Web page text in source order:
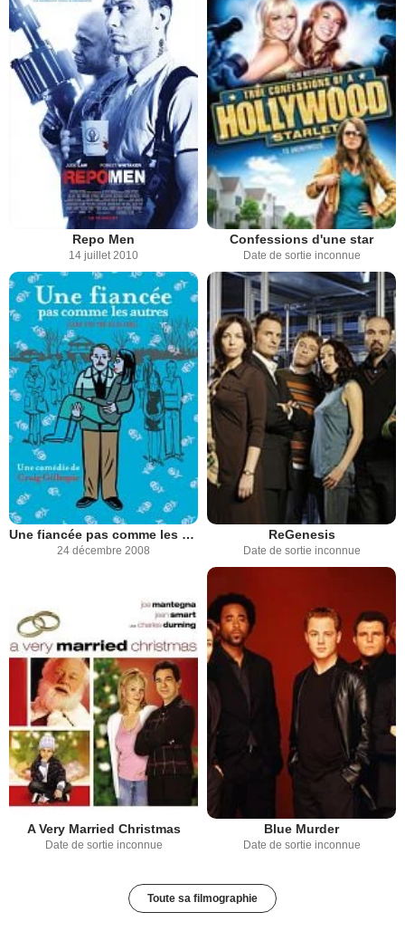
Repo Men
14 juillet 2010
Confessions d'une star
Date de sortie inconnue
Une fiancée pas comme les autres
24 décembre 2008
ReGenesis
Date de sortie inconnue
A Very Married Christmas
Date de sortie inconnue
Blue Murder
Date de sortie inconnue
Toute sa filmographie